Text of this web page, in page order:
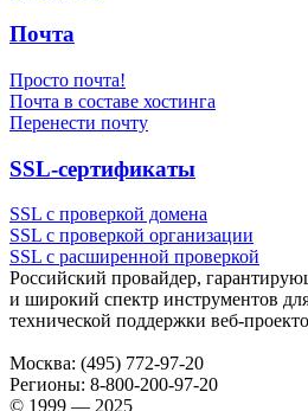
Почта
Просто почта!
Почта в составе хостинга
Перенести почту
SSL-сертификаты
SSL с проверкой домена
SSL с проверкой организации
SSL с расширенной проверкой
Российский провайдер,
и широкий спектр инструментов
технической поддержки веб-
Москва: (495) 772-97-20
Регионы: 8-800-200-97-20
© 1999 — 2025